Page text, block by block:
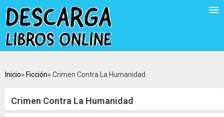
Inicio Ficción Crimen Contra La Humanidad
Crimen Contra La Humanidad